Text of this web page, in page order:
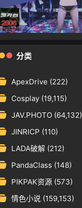
分类
ApexDrive (222)
Cosplay (19,115)
JAV.PHOTO (64,132)
JINRICP (110)
LADA破解 (212)
PandaClass (148)
PIKPAK资源 (573)
情色小说 (159,153)